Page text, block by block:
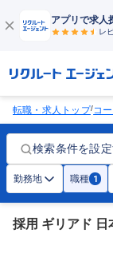
アプリで求人
レ
転職・求人トップ/コ
検索条件を設定
勤務地 職種 1
採用 ギリアド 日